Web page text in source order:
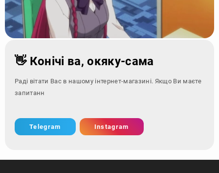
👋 Конічі ва, окяку-сама
Раді вітати Вас в нашому інтернет-магазині. Якщо Ви маєте
запитання - зверніт
Telegram Instagram